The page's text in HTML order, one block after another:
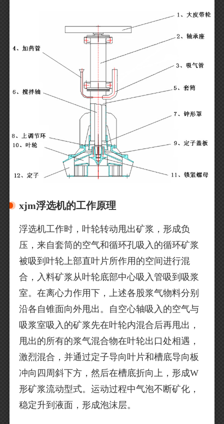
xjm浮选机的工作原理
浮选机工作时，叶轮转动甩出矿浆，形成负
压，来自套筒的空气和循环孔吸入的循环矿浆
被吸到叶轮上部直叶片所作用的空间进行混
合，入料矿浆从叶轮底部中心吸入管吸到吸浆
室。在离心力作用下，上述各股浆气物料分别
沿各自锥面向外甩出。自空心轴吸入的空气与
吸浆室吸入的矿浆先在叶轮内混合后再甩出，
甩出的所有的浆气混合物在叶轮出口处相遇，
激烈混合，并通过定子导向叶片和槽底导向板
冲向四周斜下方，然后在槽底折向上，形成W
形矿浆流动型式。运动过程中气泡不断矿化，
稳定升到液面，形成泡沫层。